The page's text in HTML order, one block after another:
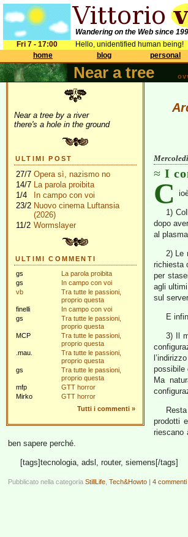
Wandering on the Web since
Fri 7 - 17:00
Hello, unidentified human being!
home
blog personal
Near a tree
Near a tree by a river
there's a hole in the ground
ULTIMI POST
27/7 Opera sì, nazismo no
14/7 La parola proibita
1/4
In campo con voi
23/2 Nuovo cinema Luftansia
(2026)
11/2 Wormslayer
ULTIMI COMMENTI
gs
La parola proibita
gs
In campo con voi
vb
Tra tutte le passioni,
proprio questa
finelli
In campo con voi
gs
Tra tutte le passioni,
proprio questa
MCP
Tra tutte le passioni,
proprio questa
.mau.
Tra tutte le passioni,
proprio questa
gs
Tra tutte le passioni,
proprio questa
mfp
GTT horror
Mirko
GTT horror
Tutti i commenti »
I
C
1)
dopo
al
2) Le
richiesta
per
agli
sul
E
3) Il
possibile
Ma
prodotti
riescano
ben sapere perché.
[tags]tecnologia, adsl, router, siemens[/tags]
Pubblicato nella categoria StillLife Tech&Howto | 4 commenti